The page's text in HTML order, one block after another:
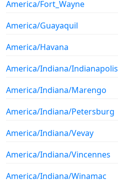
America/Fort_Wayne
America/Guayaquil
America/Havana
America/Indiana/Indianapolis
America/Indiana/Marengo
America/Indiana/Petersburg
America/Indiana/Vevay
America/Indiana/Vincennes
America/Indiana/Winamac